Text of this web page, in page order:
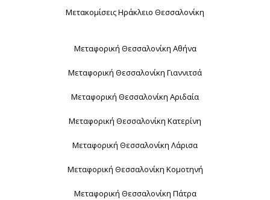
Μετακομίσεις Ηράκλειο Θεσσαλονίκη
Μεταφορική Θεσσαλονίκη Αθήνα
Μεταφορική Θεσσαλονίκη Γιαννιτσά
Μεταφορική Θεσσαλονίκη Αριδαία
Μεταφορική Θεσσαλονίκη Κατερίνη
Μεταφορική Θεσσαλονίκη Λάρισα
Μεταφορική Θεσσαλονίκη Κομοτηνή
Μεταφορική Θεσσαλονίκη Πάτρα